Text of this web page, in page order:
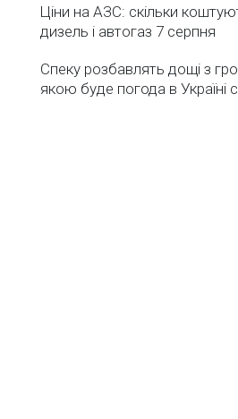
Ціни на АЗС: скільки
дизель і автогаз 7 серпня
Спеку розбавлять дощі з
якою буде погода в Україні